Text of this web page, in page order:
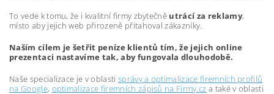
To vede k tomu, že i kvalitní firmy zbytečně utrácí za reklamy,
místo aby jejich web přirozeně přitahoval zákazníky.
Naším cílem je šetřit peníze klientů tím, že jejich online
prezentaci nastavíme tak, aby fungovala dlouhodobě.
Naše specializace je v oblasti správy a optimalizace firemních profilů
na Google, optimalizace firemních zápisů na Firmy.cz a také v oblasti